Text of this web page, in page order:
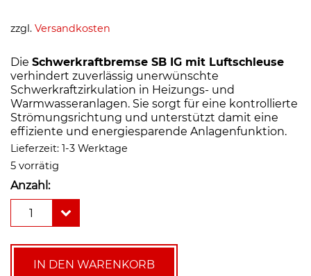
zzgl. Versandkosten
Die Schwerkraftbremse SB IG mit Luftschleuse
verhindert zuverlässig unerwünschte
Schwerkraftzirkulation in Heizungs- und
Warmwasseranlagen. Sie sorgt für eine kontrollierte
Strömungsrichtung und unterstützt damit eine
effiziente und energiesparende Anlagenfunktion.
Lieferzeit: 1-3 Werktage
5 vorrätig
Anzahl:
(mit
Luftschleuse)
1
IN DEN WARENKORB